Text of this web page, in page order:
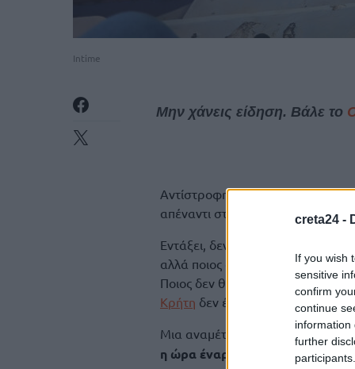
creta24 -
If you wish
sensitive
confirm
continue
information
further
Intime
Μην χάνεις είδηση. Βάλε το
Αντίστροφη μέτρηση για το
απέναντι στην Εθνική Ιταλίας.
Εντάξει, δεν είναι κάποια
αλλά ποιος δεν θα ήθελε να δει
Ποιος δεν θέλει να δει ένα
Κρήτη δεν έχουν οι φίλαθλοι
Μια αναμέτρηση που
η ώρα έναρξης μοιάζει κάπως